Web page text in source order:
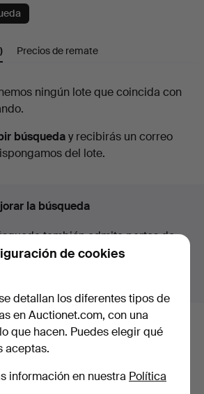
Precios de remate
ningún lote que coincida con
búsqueday recibirás un correo
del lote.
la búsqueda
también admite partes de
si buscasbrazte aparecerán
lotes existentes
de cookies
detallan los diferentes tipos de
en Auctionet.com, con una
que hacen. Puedes elegir qué
aceptas.
información en nuestra Política